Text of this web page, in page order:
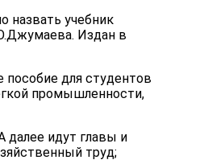
назвать учебник
Издан в
для студентов
промышленности,
далее идут главы и
труд;